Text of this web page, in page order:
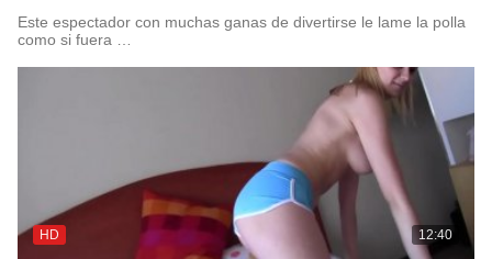
Este espectador con muchas ganas de divertirse le lame la polla
como si fuera …
HD 12:40